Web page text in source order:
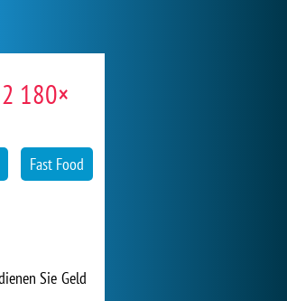
2 180×
Fast Food
Sie Geld